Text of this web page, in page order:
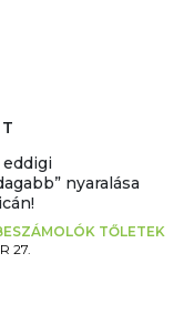
nyaralása
TŐLETEK
27.